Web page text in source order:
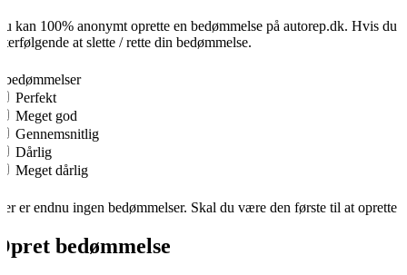
kan 100% anonymt oprette en bedømmelse på autorep.dk. Hvis
at slette / rette din bedømmelse.
bedømmelser
Perfekt
Meget god
Gennemsnitlig
Dårlig
Meget dårlig
er endnu ingen bedømmelser. Skal du være den første til at oprette
bedømmelse